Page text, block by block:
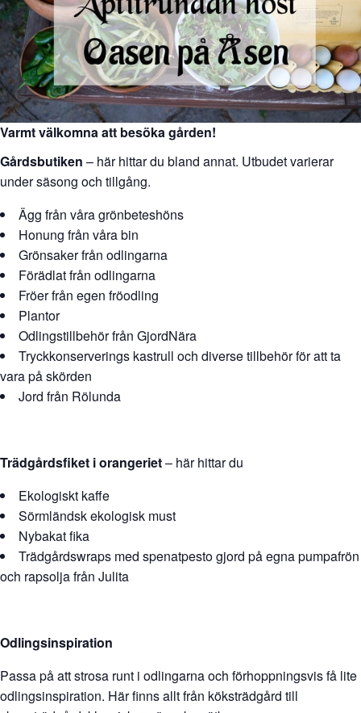
Varmt välkomna att besöka gården!
Gårdsbutiken – här hittar du bland annat. Utbudet varierar
under säsong och tillgång.
Ägg från våra grönbeteshöns
Honung från våra bin
Grönsaker från odlingarna
Förädlat från odlingarna
Fröer från egen fröodling
Plantor
Odlingstillbehör från GjordNära
Tryckkonserverings kastrull och diverse tillbehör för att ta
vara på skörden
Jord från Rölunda
Trädgårdsfiket i orangeriet– här hittar du
Ekologiskt kaffe
Sörmländsk ekologisk must
Nybakat fika
Trädgårdswraps med spenatpesto gjord på egna pumpafrön
och rapsolja från Julita
Odlingsinspiration
Passa på att strosa runt i odlingarna och förhoppningsvis få lite
odlingsinspiration. Här finns allt från köksträdgård till